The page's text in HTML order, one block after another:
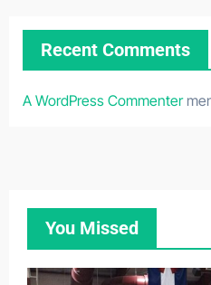
Recent Comments
A WordPress Commenter
You Missed